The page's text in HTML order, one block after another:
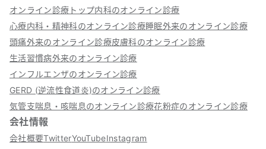
オンライン診療トップ内科のオンライン診療
心療内科・精神科のオンライン診療睡眠外来のオンライン診療
頭痛外来のオンライン診療皮膚科のオンライン診療
生活習慣病外来のオンライン診療
インフルエンザのオンライン診療
GERD (逆流性食道炎)のオンライン診療
気管支喘息・咳喘息のオンライン診療花粉症のオンライン診療
会社情報
会社概要TwitterYouTubeInstagram